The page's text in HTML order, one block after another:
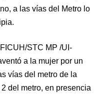
a las vías del Metro lo
STC MP /UI-
a la mujer por un
vías del metro de la
del metro, en presencia